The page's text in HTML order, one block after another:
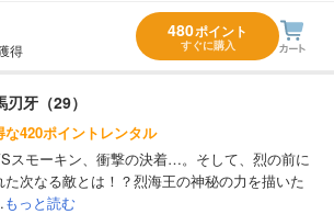
得
480ポイント
すぐに購入
刃牙（29）
な420ポイントレンタル
スモーキン、衝撃の決着…。そして、烈の前に
た次なる敵とは！？烈海王の神秘の力を描いた
もっと読む